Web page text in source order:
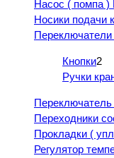
Насос ( помпа
Носики подачи
Кнопки2
Ручки
Переходники
Прокладки (
Регулятор